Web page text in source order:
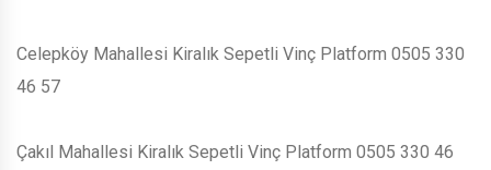
Celepköy Mahallesi Kiralık Sepetli Vinç Platform 0505 330
46 57
Çakıl Mahallesi Kiralık Sepetli Vinç Platform 0505 330 46